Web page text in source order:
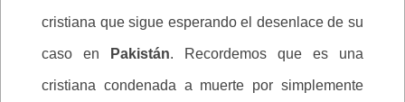
cristiana que sigue esperando el desenlace de su
caso en Pakistán. Recordemos que es una
cristiana condenada a muerte por simplemente